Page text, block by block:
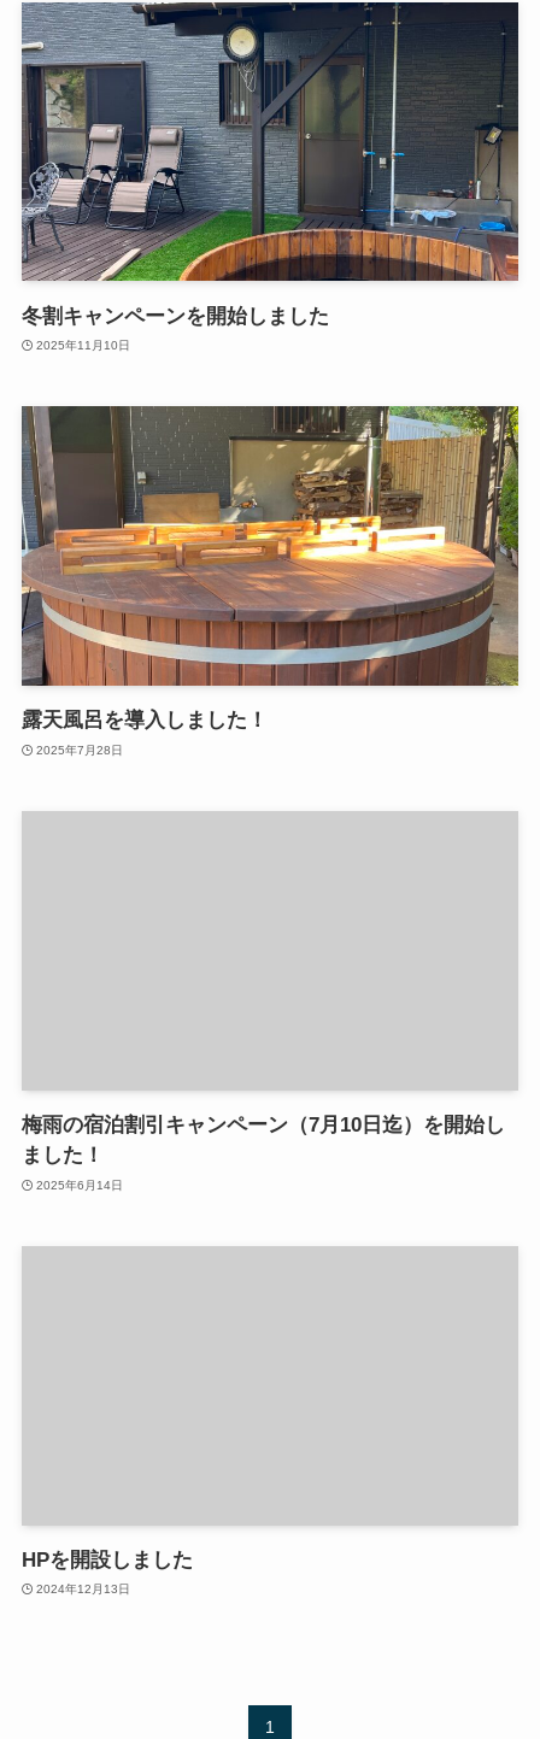
冬割キャンペーンを開始しました
2025年11月10日
露天風呂を導入しました！
2025年7月28日
梅雨の宿泊割引キャンペーン（7月10日迄）を開始し
ました！
2025年6月14日
HPを開設しました
2024年12月13日
1